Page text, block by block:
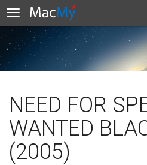
NEED FOR
WANTED
(2005)